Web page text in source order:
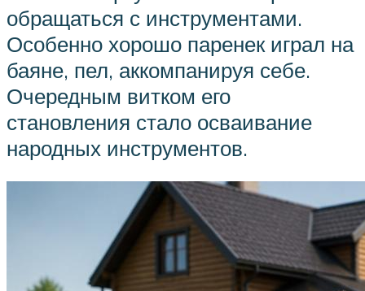
обращаться с инструментами.
Особенно хорошо паренек играл на
баяне, пел, аккомпанируя себе.
Очередным витком его
становления стало осваивание
народных инструментов.